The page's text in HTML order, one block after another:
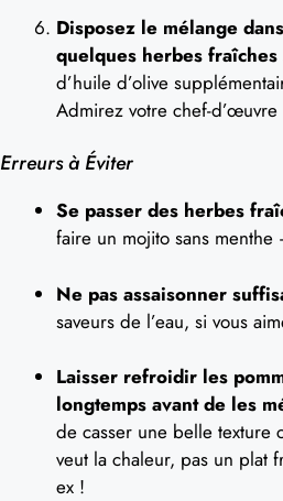
Disposez le mélange
quelques herbes
d’huile d’olive
Admirez votre chef-d’œuvre
Erreurs à Éviter
Se passer des herbes
faire un mojito sans
Ne pas assaisonner
saveurs de l’eau, si vous
Laisser refroidir les
longtemps avant de les
de casser une belle texture
veut la chaleur, pas un plat
ex !